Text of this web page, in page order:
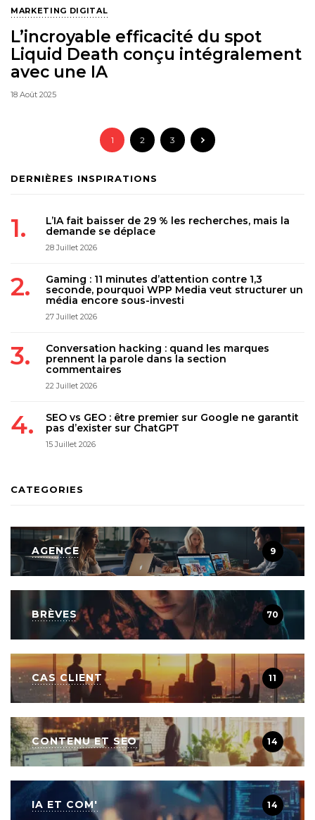
MARKETING DIGITAL
L’incroyable efficacité du spot
Liquid Death conçu intégralement
avec une IA
18 Août 2025
1 2 3
DERNIÈRES INSPIRATIONS
L’IA fait baisser de 29 % les recherches, mais la
demande se déplace
28 Juillet 2026
Gaming : 11 minutes d’attention contre 1,3
seconde, pourquoi WPP Media veut structurer un
média encore sous-investi
27 Juillet 2026
Conversation hacking : quand les marques
prennent la parole dans la section
commentaires
22 Juillet 2026
SEO vs GEO : être premier sur Google ne garantit
pas d’exister sur ChatGPT
15 Juillet 2026
CATEGORIES
AGENCE 9
BRÈVES 70
CAS CLIENT 11
CONTENU ET SEO 14
IA ET COM' 14